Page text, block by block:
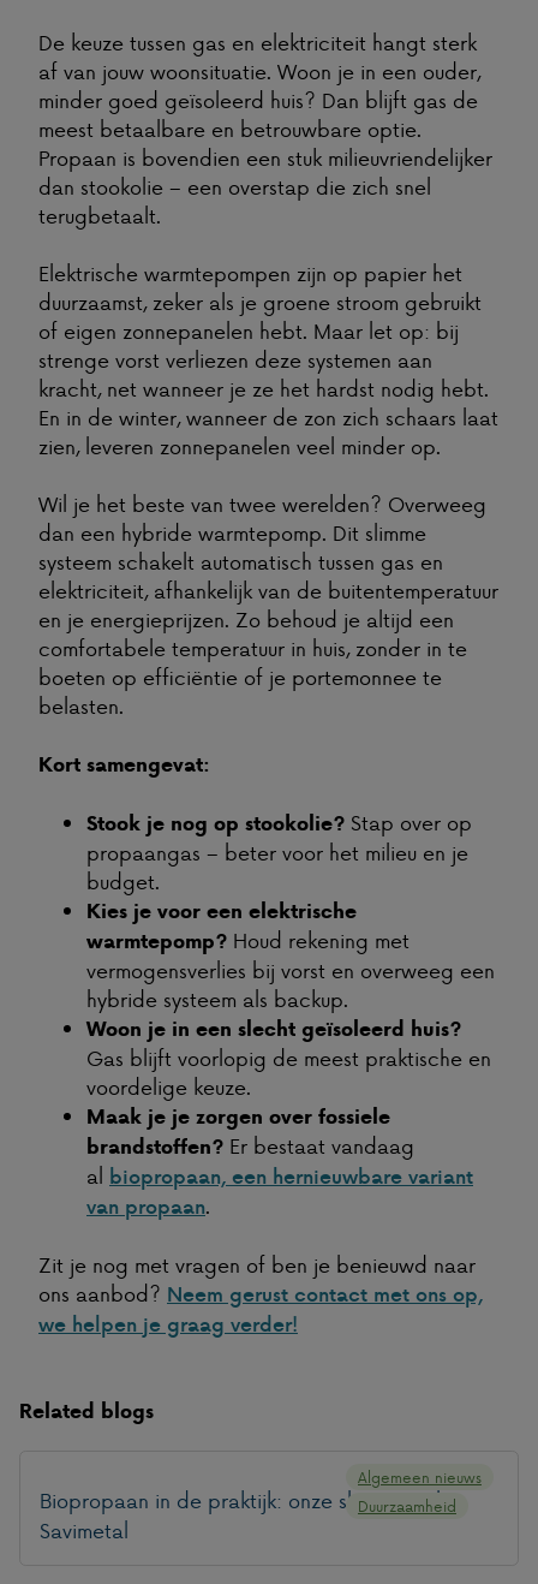
De keuze tussen gas en elektriciteit hangt sterk
af van jouw woonsituatie. Woon je in een ouder,
minder goed geïsoleerd huis? Dan blijft gas de
meest betaalbare en betrouwbare optie.
Propaan is bovendien een stuk milieuvriendelijker
dan stookolie – een overstap die zich snel
terugbetaalt.
Elektrische warmtepompen zijn op papier het
duurzaamst, zeker als je groene stroom gebruikt
of eigen zonnepanelen hebt. Maar let op: bij
strenge vorst verliezen deze systemen aan
kracht, net wanneer je ze het hardst nodig hebt.
En in de winter, wanneer de zon zich schaars laat
zien, leveren zonnepanelen veel minder op.
Wil je het beste van twee werelden? Overweeg
dan een hybride warmtepomp. Dit slimme
systeem schakelt automatisch tussen gas en
elektriciteit, afhankelijk van de buitentemperatuur
en je energieprijzen. Zo behoud je altijd een
comfortabele temperatuur in huis, zonder in te
boeten op efficiëntie of je portemonnee te
belasten.
Kort samengevat:
Stook je nog op stookolie? Stap over op
propaangas – beter voor het milieu en je
budget.
Kies je voor een elektrische
warmtepomp? Houd rekening met
vermogensverlies bij vorst en overweeg een
hybride systeem als backup.
Woon je in een slecht geïsoleerd huis?
Gas blijft voorlopig de meest praktische en
voordelige keuze.
Maak je je zorgen over fossiele
brandstoffen? Er bestaat vandaag
al biopropaan, een hernieuwbare variant
van propaan.
Zit je nog met vragen of ben je benieuwd naar
ons aanbod? Neem gerust contact met ons op,
we helpen je graag verder!
Related blogs
Biopropaan in de praktijk: onze showcase bij
Savimetal
Algemeen nieuws
Duurzaamheid